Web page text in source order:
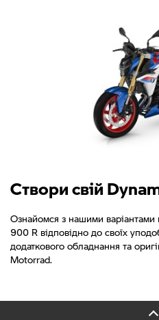
Створи свій
Ознайомся з нашими
900 R відповідно до своїх
додаткового обладнання та
Motorrad.